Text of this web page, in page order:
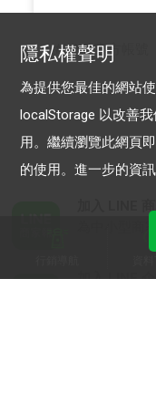
LINE 官方帳號
為中小型商
加入 LINE
隱私權聲明
為提供您最佳的網站
localStorage 以改善
用。繼續瀏覽此網頁
的使用。進一步的資